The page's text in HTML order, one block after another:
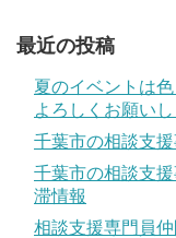
最近の投稿
夏のイベントは
よろしくお願い
千葉市の相談支
千葉市の相談支
滞情報
相談支援専門員